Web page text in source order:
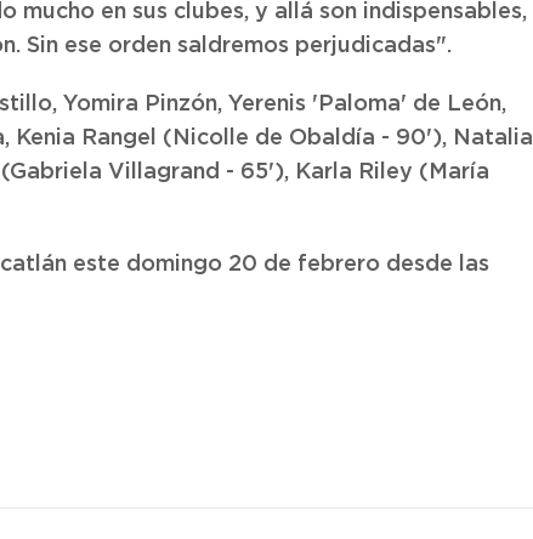
mucho en sus clubes, y allá son indispensables,
Sin ese orden saldremos perjudicadas".
Yomira Pinzón, Yerenis 'Paloma' de León,
Kenia Rangel (Nicolle de Obaldía - 90'), Natalia
Villagrand - 65'), Karla Riley (María
este domingo 20 de febrero desde las